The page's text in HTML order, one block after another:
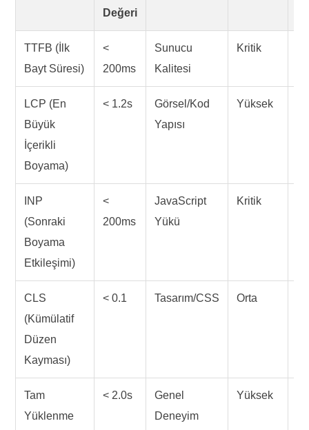
Değeri
TTFB (İlk
Bayt Süresi)
<
200ms
Sunucu
Kalitesi
Kritik
LCP (En
Büyük
İçerikli
Boyama)
< 1.2s
Görsel/Kod
Yapısı
Yüksek
INP
(Sonraki
Boyama
Etkileşimi)
<
200ms
JavaScript
Yükü
Kritik
CLS
(Kümülatif
Düzen
Kayması)
< 0.1 Tasarım/CSS Orta
Tam
Yüklenme
< 2.0s
Genel
Deneyim
Yüksek